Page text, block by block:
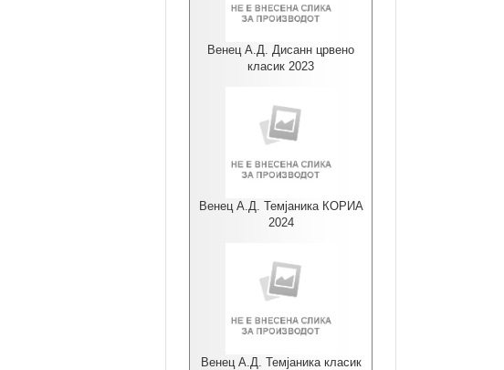
Венец А.Д. Дисанн црвено
класик 2023
Венец А.Д. Темјаника КОРИА
2024
Венец А.Д. Темјаника класик